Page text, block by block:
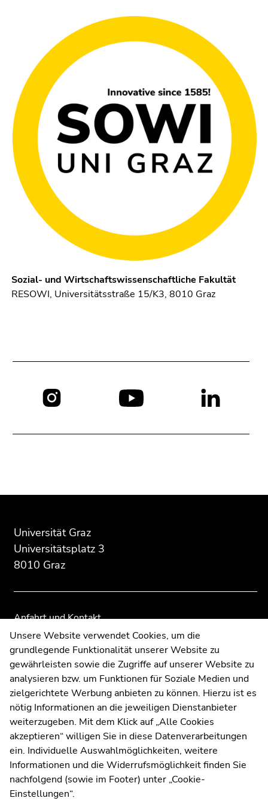
Sozial- und Wirtschaftswissenschaftliche Fakultät
RESOWI, Universitätsstraße 15/K3, 8010 Graz
Seitenbereichs:
Zusatzinformationen:
Universität Graz
Universitätsplatz 3
8010 Graz
Anfahrt und Kontakt
Kommunikation und Öffentlichkeitsarbeit
Moodle
UNIGRAZonline
Impressum
Datenschutzerklärung
Cookie-Einstellungen
Barrierefreiheitserklärung
WetterstationUni Graz
Seitenbereichs.
Übersicht
Seitenbereichs.
Übersicht
Unsere Website verwendet Cookies, um die
grundlegende Funktionalität unserer Website zu
gewährleisten sowie die Zugriffe auf unserer Website zu
analysieren bzw. um Funktionen für Soziale Medien und
zielgerichtete Werbung anbieten zu können. Hierzu ist es
nötig Informationen an die jeweiligen Dienstanbieter
weiterzugeben. Mit dem Klick auf „Alle Cookies
akzeptieren“ willigen Sie in diese Datenverarbeitungen
ein. Individuelle Auswahlmöglichkeiten, weitere
Informationen und die Widerrufsmöglichkeit finden Sie
nachfolgend (sowie im Footer) unter „Cookie-
Einstellungen“.